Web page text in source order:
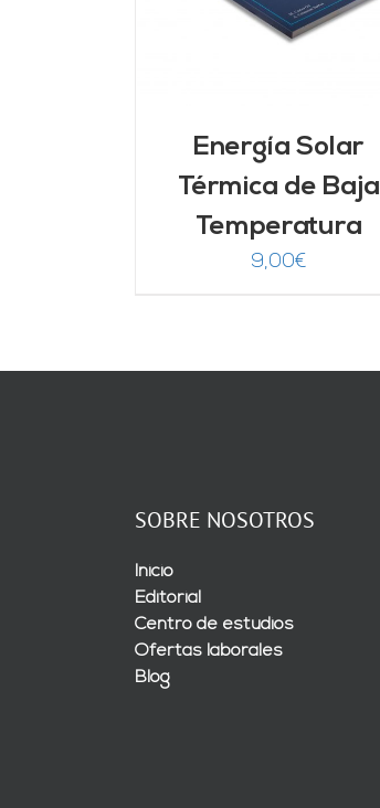
Energía Solar
Térmica de Baja
Temperatura
9,00€
SOBRE NOSOTROS
Inicio
Editorial
Centro de estudios
Ofertas laborales
Blog